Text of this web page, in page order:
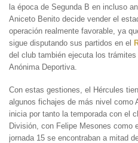
la época de Segunda B en incluso
Aniceto Benito decide vender el
operación realmente favorable, ya
sigue disputando sus partidos en el
del club también ejecuta los
Anónima Deportiva.
Con estas gestiones, el Hércules
algunos fichajes de más nivel como
inicia por tanto la temporada con el
División, con Felipe Mesones como
jornada 15 se encontraban a mitad